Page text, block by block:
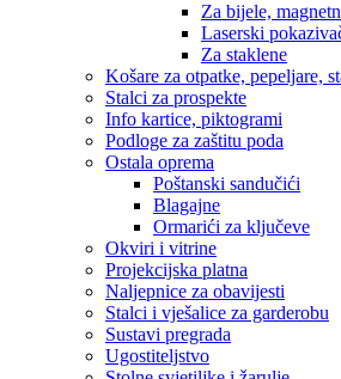
Za bijele,
Laserski
Za staklene
Košare za otpatke, pepeljare,
Stalci za prospekte
Info kartice, piktogrami
Podloge za zaštitu poda
Ostala oprema
Poštanski sandučići
Blagajne
Ormarići za ključeve
Okviri i vitrine
Projekcijska platna
Naljepnice za obavijesti
Stalci i vješalice za garderobu
Sustavi pregrada
Ugostiteljstvo